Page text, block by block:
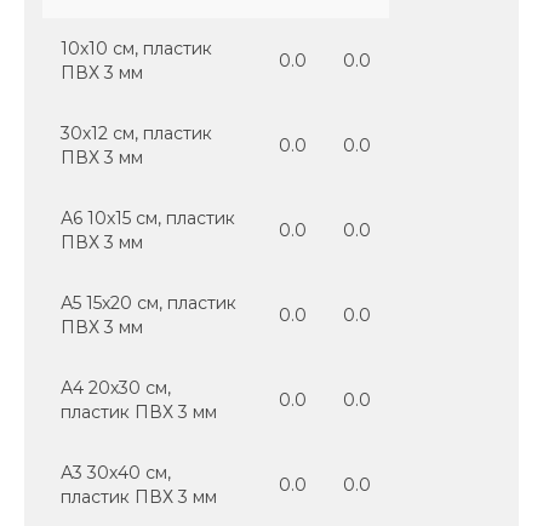
10х10 см, пластик
ПВХ 3 мм
0.0 0.0
30х12 см, пластик
ПВХ 3 мм
0.0 0.0
А6 10х15 см, пластик
ПВХ 3 мм
0.0 0.0
А5 15х20 см, пластик
ПВХ 3 мм
0.0 0.0
А4 20х30 см,
пластик ПВХ 3 мм
0.0 0.0
А3 30х40 см,
пластик ПВХ 3 мм
0.0 0.0